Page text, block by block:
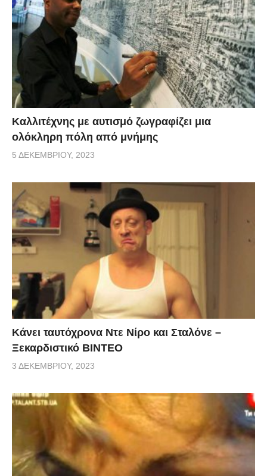
Καλλιτέχνης με αυτισμό ζωγραφίζει μια
ολόκληρη πόλη από μνήμης
5 ΔΕΚΕΜΒΡΊΟΥ, 2023
Κάνει ταυτόχρονα Ντε Νίρο και Σταλόνε –
Ξεκαρδιστικό ΒΙΝΤΕΟ
3 ΔΕΚΕΜΒΡΊΟΥ, 2023